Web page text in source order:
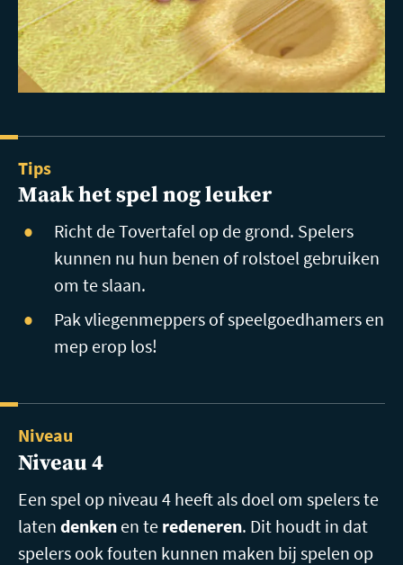
Tips
Maak het spel nog leuker
Richt de Tovertafel op de grond. Spelers
kunnen nu hun benen of rolstoel gebruiken
om te slaan.
Pak vliegenmeppers of speelgoedhamers en
mep erop los!
Niveau
Niveau 4
Een spel op niveau 4 heeft als doel om spelers te
laten denken en te redeneren. Dit houdt in dat
spelers ook fouten kunnen maken bij spelen op